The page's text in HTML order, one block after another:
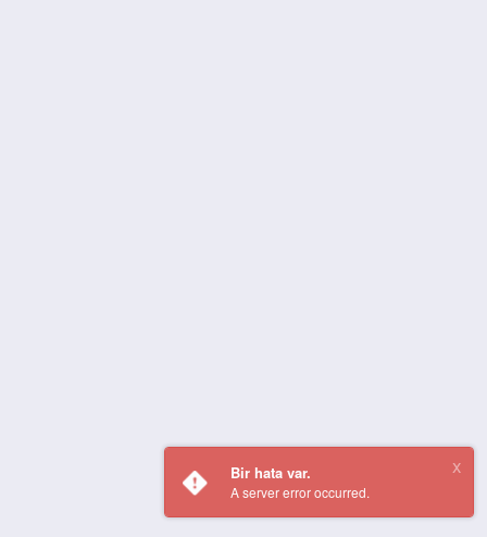
Bir hata var.
A server error occurred.